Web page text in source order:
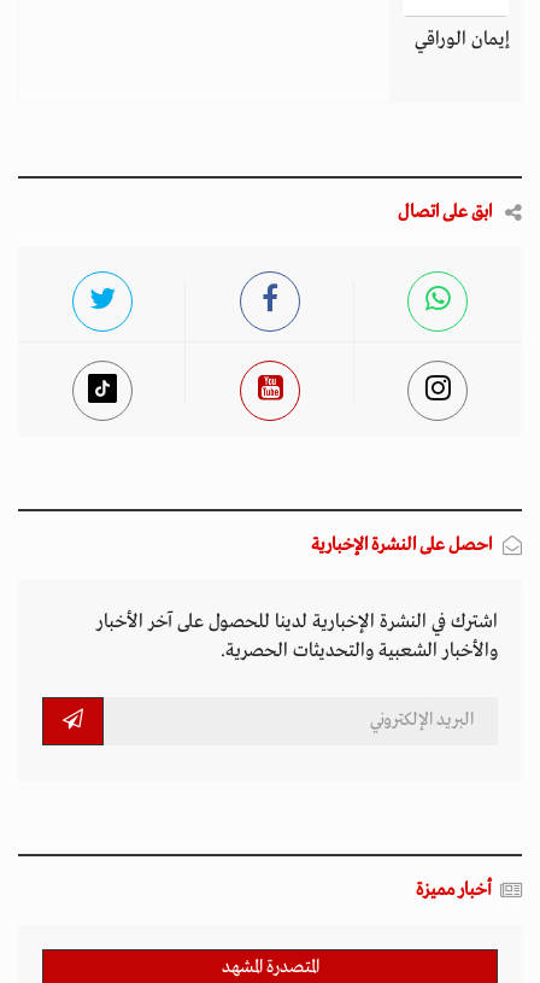
إيمان الوراقي
ابق على اتصال
احصل على النشرة الإخبارية
اشترك في النشرة الإخبارية لدينا للحصول على آخر الأخبار
والأخبار الشعبية والتحديثات الحصرية.
أخبار مميزة
المتصدرة المشهد